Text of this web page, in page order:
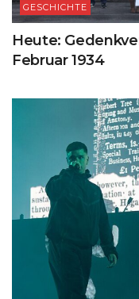
GESCHICHTE
Heute:
Februar 1934